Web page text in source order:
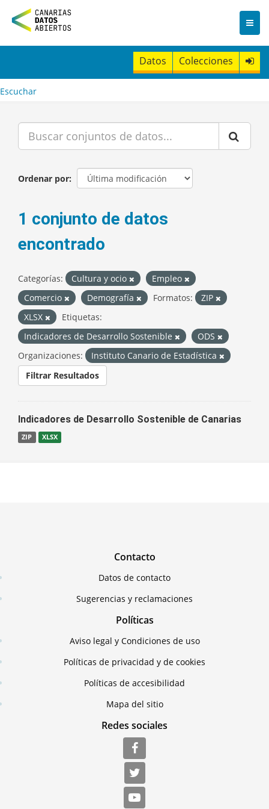
n
t
Datos Colecciones
Escuchar
Ordenar por
1 conjunto de datos
encontrado
Categorías: Cultura y ocio
Empleo
Comercio
Demografía Formatos:
ZIP
XLSX
Etiquetas:
Indicadores de Desarrollo Sostenible
ODS
Organizaciones:
Instituto Canario de Estadística
Filtrar Resultados
Indicadores de Desarrollo Sostenible de Canarias
ZIP XLSX
Contacto
Datos de contacto
Sugerencias y reclamaciones
Políticas
Aviso legal y Condiciones de uso
Políticas de privacidad y de cookies
Políticas de accesibilidad
Mapa del sitio
Redes sociales